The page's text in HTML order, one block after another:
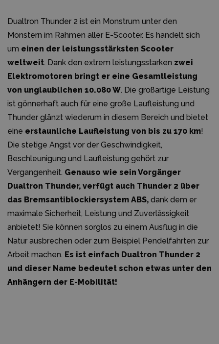
Dualtron Thunder 2 ist ein Monstrum unter den
Monstern im Rahmen aller E-Scooter. Es handelt sich
um einen der leistungsstärksten Scooter
weltweit. Dank den extrem leistungsstarken zwei
Elektromotoren bringt er eine Gesamtleistung
von unglaublichen 10.080 W. Die großartige Leistung
ist gönnerhaft auch für eine große Laufleistung und
Thunder glänzt wiederum in diesem Bereich und bietet
eine erstaunliche Laufleistung von bis zu 170 km!
Die stetige Angst vor der Geschwindigkeit,
Beschleunigung und Laufleistung gehört zur
Vergangenheit. Genauso wie sein Vorgänger
Dualtron Thunder, verfügt auch Thunder 2 über
das Bremsantiblockiersystem ABS, dank dem er
maximale Sicherheit, Leistung und Zuverlässigkeit
anbietet! Sie können sorglos zu einem Ausflug in die
Natur ausbrechen oder zum Beispiel Pendelfahrten zur
Arbeit machen. Es ist einfach Dualtron Thunder 2
und dieser Name bedeutet schon etwas unter den
Anhängern der E-Mobilität!